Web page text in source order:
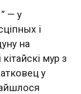
— у
і
на
мур з
у